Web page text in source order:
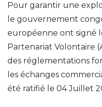
Pour garantir une
le gouvernement
européenne ont signé
Partenariat Volontaire
des réglementations
les échanges
été ratifié le 04 Juillet